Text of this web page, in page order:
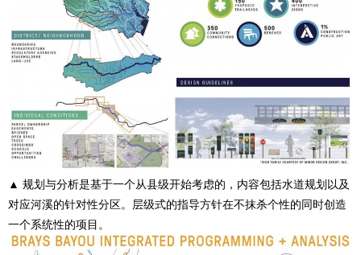
▲ 规划与分析是基于一个从县级开始考虑的，内容包括水道规划以及
对应河溪的针对性分区。层级式的指导方针在不抹杀个性的同时创造
一个系统性的项目。